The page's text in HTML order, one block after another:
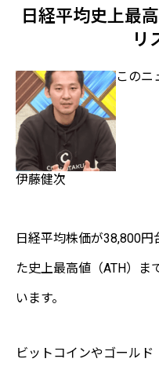
日経平均史上最
リ
伊藤健次
このニ
日経平均株価が38,800
た史上最高値（ATH）ま
います。
ビットコインやゴールド